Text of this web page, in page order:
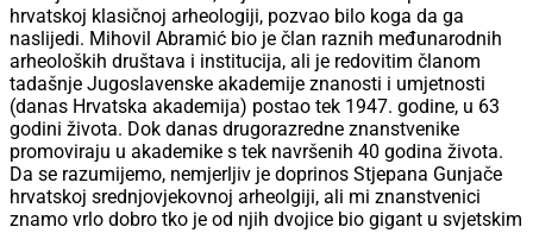
hrvatskoj klasičnoj arheologiji, pozvao bilo koga da ga
naslijedi. Mihovil Abramić bio je član raznih međunarodnih
arheoloških društava i institucija, ali je redovitim članom
tadašnje Jugoslavenske akademije znanosti i umjetnosti
(danas Hrvatska akademija) postao tek 1947. godine, u 63
godini života. Dok danas drugorazredne znanstvenike
promoviraju u akademike s tek navršenih 40 godina života.
Da se razumijemo, nemjerljiv je doprinos Stjepana Gunjače
hrvatskoj srednjovjekovnoj arheolgiji, ali mi znanstvenici
znamo vrlo dobro tko je od njih dvojice bio gigant u svjetskim